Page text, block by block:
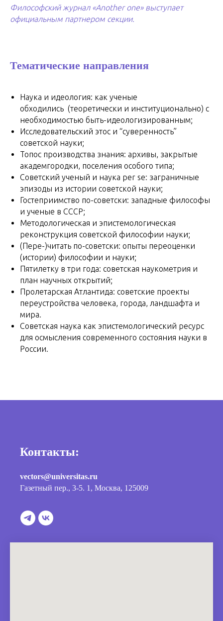
Философский журнал «Another one» выступает
официальным партнером секции.
Тематические направления
Наука и идеология: как ученые
обходились (теоретически и институционально) с
необходимостью быть-идеологизированным;
Исследовательский этос и “суверенность”
советской науки;
Топос производства знания: архивы, закрытые
академгородки, поселения особого типа;
Советский ученый и наука per se: заграничные
эпизоды из истории советской науки;
Гостеприимство по-советски: западные философы
и ученые в СССР;
Методологическая и эпистемологическая
реконструкция советской философии науки;
(Пере-)читать по-советски: опыты переоценки
(истории) философии и науки;
Пятилетку в три года: советская наукометрия и
план научных открытий;
Пролетарская Атлантида: советские проекты
переустройства человека, города, ландшафта и
мира.
Советская наука как эпистемологический ресурс
для осмысления современного состояния науки в
России.
Контакты:
vectors@universitas.ru
Газетный пер., 3-5. 1, Москва, 125009